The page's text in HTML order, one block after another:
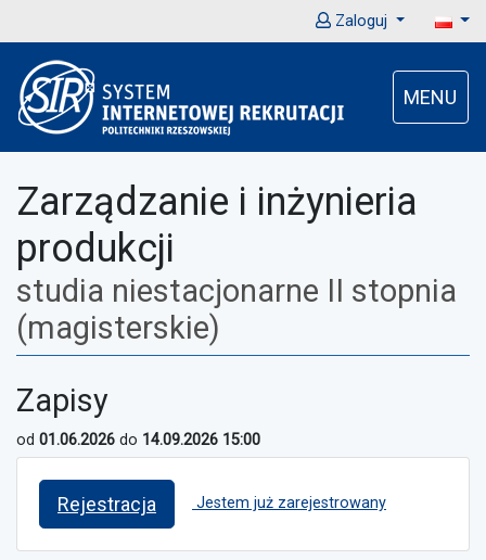
Zaloguj
MENU
Zarządzanie i inżynieria
produkcji
studia niestacjonarne II stopnia
(magisterskie)
Zapisy
od 01.06.2026 do 14.09.2026 15:00
Rejestracja Jestem już zarejestrowany